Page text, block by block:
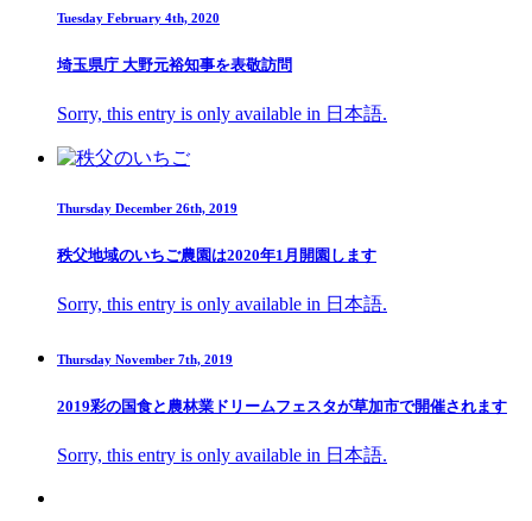
Tuesday February 4th, 2020
埼玉県庁 大野元裕知事を表敬訪問
Sorry, this entry is only available in 日本語.
Thursday December 26th, 2019
秩父地域のいちご農園は2020年1月開園します
Sorry, this entry is only available in 日本語.
Thursday November 7th, 2019
2019彩の国食と農林業ドリームフェスタが草加市で開催されます
Sorry, this entry is only available in 日本語.